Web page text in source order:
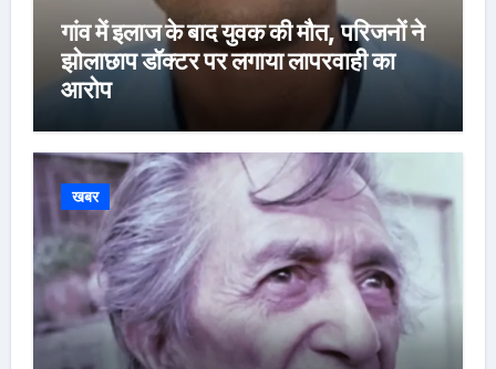
गांव में इलाज के बाद युवक की मौत, परिजनों ने
झोलाछाप डॉक्टर पर लगाया लापरवाही का
आरोप
खबर